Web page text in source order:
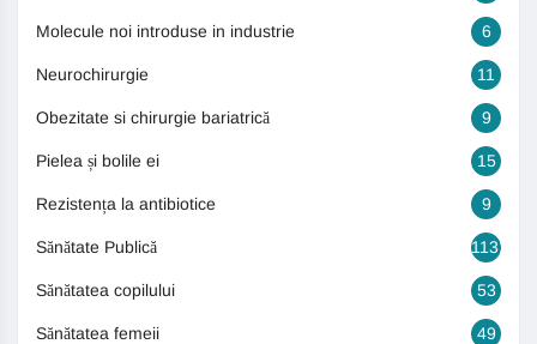
Molecule noi introduse in industrie 6
Neurochirurgie 11
Obezitate si chirurgie bariatrică 9
Pielea și bolile ei 15
Rezistența la antibiotice 9
Sănătate Publică 1131
Sănătatea copilului 53
Sănătatea femeii 49